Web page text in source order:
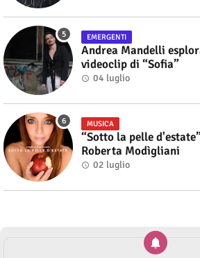
EMERGENTI
Andrea Mandelli
videoclip di “Sofia”
04 luglio
MUSICA
“Sotto la pelle
Roberta Modìgliani
02 luglio